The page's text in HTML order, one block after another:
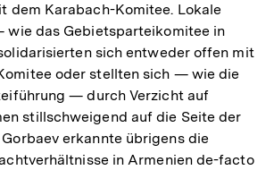
dem Karabach-Komitee. Lokale
wie das Gebietsparteikomitee in
sich entweder offen mit
oder stellten sich — wie die
— durch Verzicht auf
stillschweigend auf die Seite der
erkannte übrigens die
in Armenien de-facto